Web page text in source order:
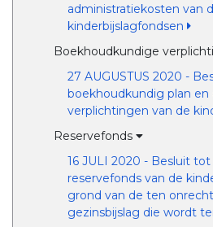
administratiekosten van
kinderbijslagfondsen
Boekhoudkundige
27 AUGUSTUS 2020 -
boekhoudkundig plan
verplichtingen van de
Reservefonds
16 JULI 2020 - Besluit
reservefonds van de
grond van de ten
gezinsbijslag die wordt